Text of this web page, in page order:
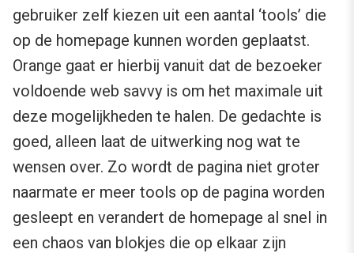
gebruiker zelf kiezen uit een aantal ‘tools’ die
op de homepage kunnen worden geplaatst.
Orange gaat er hierbij vanuit dat de bezoeker
voldoende web savvy is om het maximale uit
deze mogelijkheden te halen. De gedachte is
goed, alleen laat de uitwerking nog wat te
wensen over. Zo wordt de pagina niet groter
naarmate er meer tools op de pagina worden
gesleept en verandert de homepage al snel in
een chaos van blokjes die op elkaar zijn